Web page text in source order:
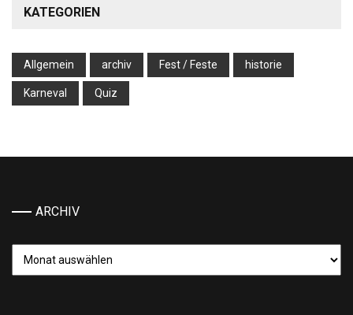
KATEGORIEN
Allgemein archiv Fest / Feste historie
Karneval Quiz
ARCHIV